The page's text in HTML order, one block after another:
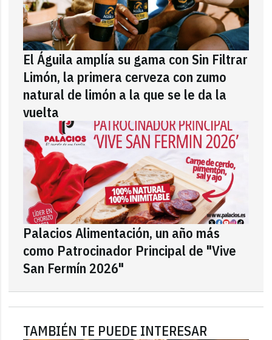
El Águila amplía su gama con Sin Filtrar
Limón, la primera cerveza con zumo
natural de limón a la que se le da la
vuelta
Palacios Alimentación, un año más
como Patrocinador Principal de "Vive
San Fermín 2026"
TAMBIÉN TE PUEDE INTERESAR